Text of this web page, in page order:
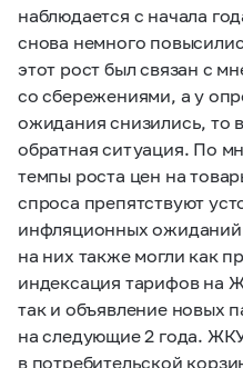
наблюдается с начала
снова немного
этот рост был связан с
со сбережениями, а у
ожидания снизились, то
обратная ситуация. По
темпы роста цен на
спроса препятствуют
инфляционных ожиданий
на них также могли как
индексация тарифов на
так и объявление новых
на следующие 2 года.
в потребительской